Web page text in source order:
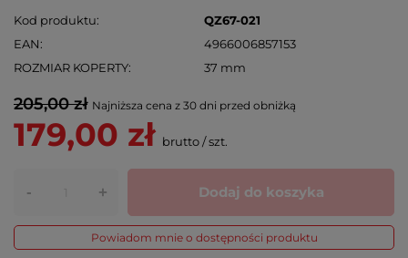
Kod produktu
QZ67-021
EAN
4966006857153
ROZMIAR KOPERTY
37 mm
205,00 zł Najniższa cena z 30 dni przed obniżką
179,00 zł brutto/szt.
- + Dodaj do koszyka
Powiadom mnie o dostępności produktu